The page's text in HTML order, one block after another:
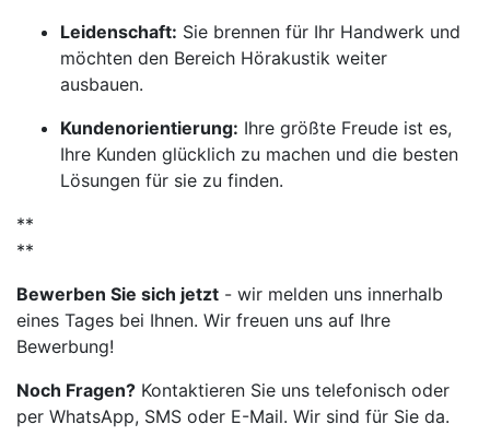
Leidenschaft: Sie brennen für Ihr Handwerk und
möchten den Bereich Hörakustik weiter
ausbauen.
Kundenorientierung: Ihre größte Freude ist es,
Ihre Kunden glücklich zu machen und die besten
Lösungen für sie zu finden.
**
**
Bewerben Sie sich jetzt - wir melden uns innerhalb
eines Tages bei Ihnen. Wir freuen uns auf Ihre
Bewerbung!
Noch Fragen? Kontaktieren Sie uns telefonisch oder
per WhatsApp, SMS oder E-Mail. Wir sind für Sie da.